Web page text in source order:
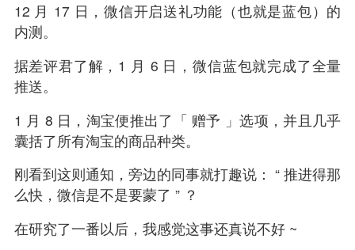
12 月 17 日，微信开启送礼功能 （也就是蓝包）的
内测。
据差评君了解，1 月 6 日，微信蓝包就完成了全量
推送。
1 月 8 日， 淘宝便推出了「 赠予 」选项，并且几乎
囊括了所有淘宝的商品种类。
刚看到这则通知，旁边的同事就打趣说： “ 推进得那
么快，微信是不是要蒙了 ” ？
在研究了一番以后，我感觉这事还真说不好 ~